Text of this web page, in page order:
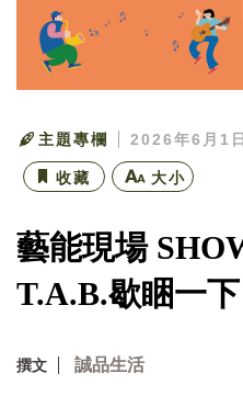
主題專欄 2026年6月1日
收藏 大小
藝能現場
T.A.B.歇睏一下
撰文 誠品生活